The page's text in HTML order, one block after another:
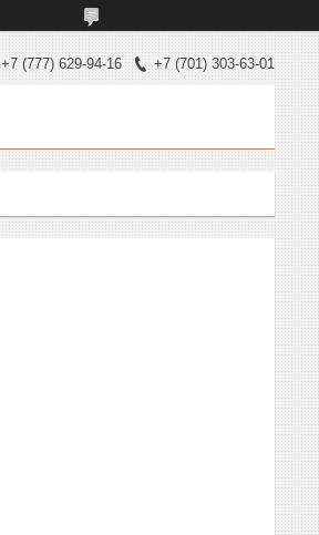
+7 (777) 629-94-16 +7 (701) 303-63-01